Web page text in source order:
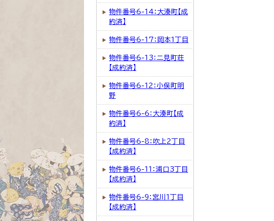
物件番号6-14：大湊町【成
約済】
物件番号6-17：岡本1丁目
物件番号6-13：二見町荘
【成約済】
物件番号6-12：小俣町明
野
物件番号6-6：大湊町【成
約済】
物件番号6-8：吹上2丁目
【成約済】
物件番号6-11：浦口3丁目
【成約済】
物件番号6-9：宮川1丁目
【成約済】